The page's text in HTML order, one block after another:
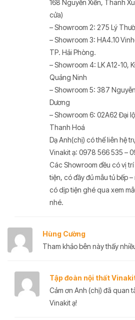
168 Nguyễn Xiển, Thanh
cửa)
– Showroom 2: 275 Lý
– Showroom 3: HA4.10
TP. Hải Phòng.
– Showroom 4: LK A12-10,
Quảng Ninh
– Showroom 5: 387
Dương
– Showroom 6: 02A62 Đại
Thanh Hoá
Dạ Anh(chị) có thể liên hệ
Vinakit ạ: 0978 566 535 –
Các Showroom đều có vị
tiện, có đầy đủ mẫu tủ bếp
có dịp tiện ghé qua xem
nhé.
Hùng Cường
Tham khảo bên này thấy
Tập đoàn nội thất
Cảm ơn Anh (chị) đã quan
Vinakit ạ!